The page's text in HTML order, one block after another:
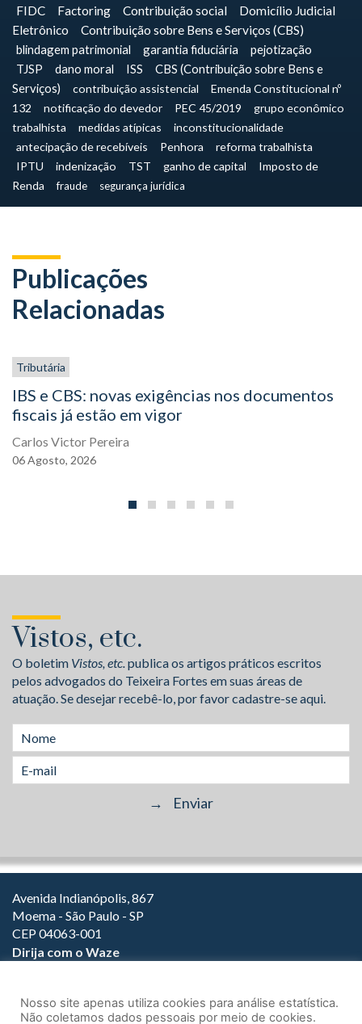
FIDC Factoring Contribuição social
Domicílio Judicial
Eletrônico
Contribuição sobre Bens e Serviços (CBS)
blindagem patrimonial
garantia fiduciária
pejotização
TJSP
dano moral ISS
CBS (Contribuição sobre Bens e
Serviços)
contribuição assistencial
Emenda Constitucional nº
132
notificação do devedor PEC 45/2019
grupo econômico
trabalhista
medidas atípicas
inconstitucionalidade
antecipação de recebíveis
Penhora
reforma trabalhista
IPTU
indenização TST ganho de capital
Imposto de
Renda
fraude segurança jurídica
Publicações
Relacionadas
Tributária
IBS e CBS: novas exigências nos documentos
fiscais já estão em vigor
Carlos Victor Pereira
06Agosto, 2026
Vistos, etc.
O boletim Vistos, etc.publica os artigos práticos escritos
pelos advogados do Teixeira Fortes em suas áreas de
atuação. Se desejar recebê-lo, por favor cadastre-se aqui.
Avenida Indianópolis, 867
Moema - São Paulo - SP
CEP 04063-001
Dirija com o Waze
(11) 3147-1800
Nosso site apenas utiliza cookies para análise estatística.
Não coletamos dados pessoais por meio de cookies.